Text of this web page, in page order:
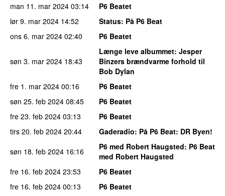
man 11. mar 2024 03:14
P6 Beatet
lør 9. mar 2024 14:52 Status: På P6 Beat
ons 6. mar 2024 02:40 P6 Beatet
søn 3. mar 2024 18:43
Længe leve albummet: Jesper
Binzers brændvarme forhold til
Bob Dylan
fre 1. mar 2024 00:16
P6 Beatet
søn 25. feb 2024 08:45
P6 Beatet
fre 23. feb 2024 03:13
P6 Beatet
tirs 20. feb 2024 20:44 Gaderadio: På P6 Beat: DR Byen!
søn 18. feb 2024 16:16 P6 med Robert Haugsted: P6 Beat
med Robert Haugsted
fre 16. feb 2024 23:53
P6 Beatet
fre 16. feb 2024 00:13 P6 Beatet